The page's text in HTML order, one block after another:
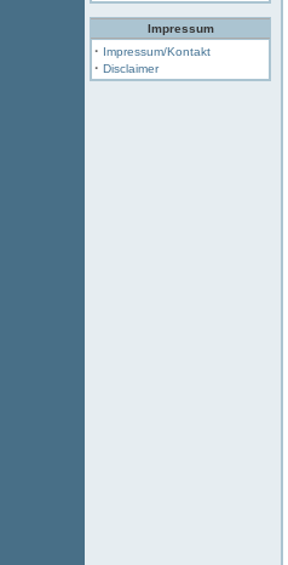
Impressum
· Impressum/Kontakt
· Disclaimer